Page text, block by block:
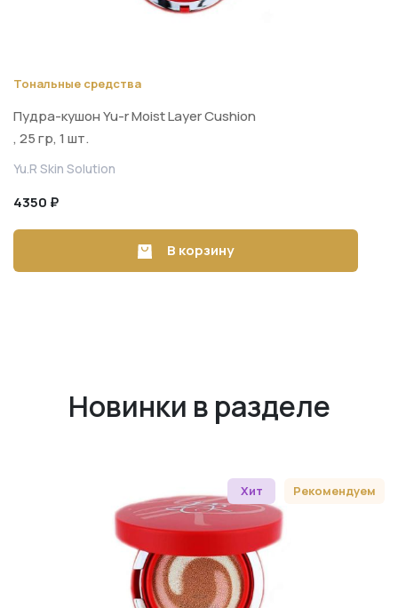
Тональные средства
Пудра-кушон Yu-r Moist Layer Cushion
, 25 гр, 1 шт.
Yu.R Skin Solution
4350 ₽
В корзину
Новинки в разделе
Хит Рекомендуем